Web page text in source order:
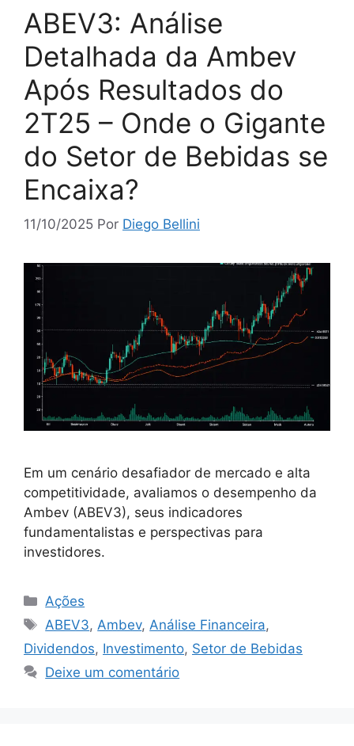
ABEV3: Análise
Detalhada da Ambev
Após Resultados do
2T25 – Onde o Gigante
do Setor de Bebidas se
Encaixa?
11/10/2025 Por Diego Bellini
Em um cenário desafiador de mercado e alta
competitividade, avaliamos o desempenho da
Ambev (ABEV3), seus indicadores
fundamentalistas e perspectivas para
investidores.
Categorias
Ações
Tags
ABEV3, Ambev, Análise Financeira,
Dividendos, Investimento, Setor de Bebidas
Deixe um comentário